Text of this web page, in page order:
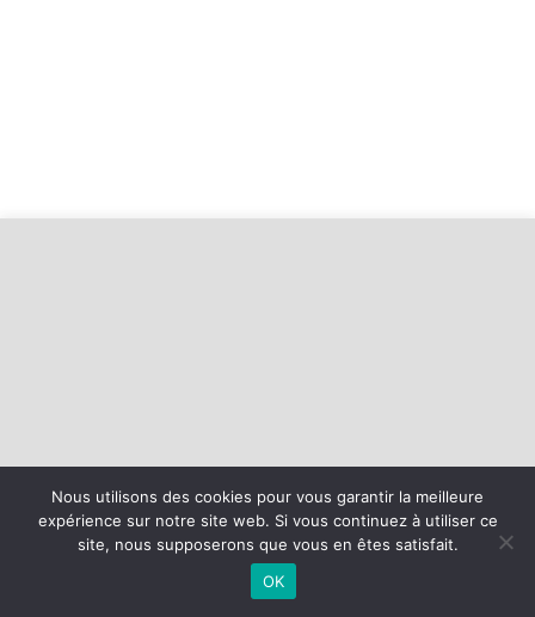
2026 - Baie d'Armor Handball Plérin-Saint Brieuc | Site internet
réalisé par
MENTIONS LÉGALES
Nous utilisons des cookies pour vous garantir la meilleure
expérience sur notre site web. Si vous continuez à utiliser ce
site, nous supposerons que vous en êtes satisfait.
OK